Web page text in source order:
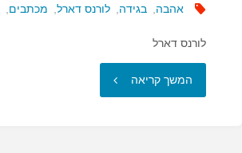
אהבה, בגידה, לורנס דארל, מכתבים,
לורנס דארל
המשך קריאה "מכתבי